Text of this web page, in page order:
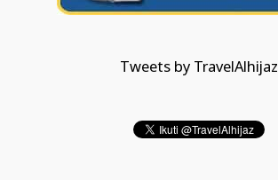
Tweets by TravelAlhijaz